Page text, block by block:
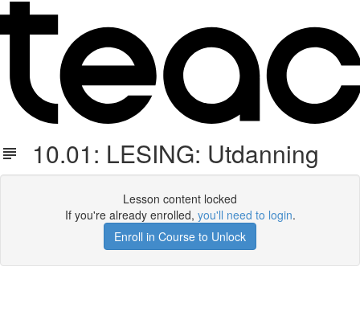
10.01: LESING: Utdanning
Lesson content locked
If you're already enrolled, you'll need to login.
Enroll in Course to Unlock